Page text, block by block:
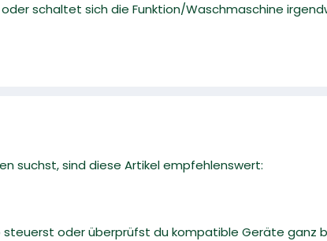
schaltet sich die Funktion/Waschmaschine
suchst, sind diese Artikel empfehlenswert:
steuerst oder überprüfst du kompatible Geräte ganz